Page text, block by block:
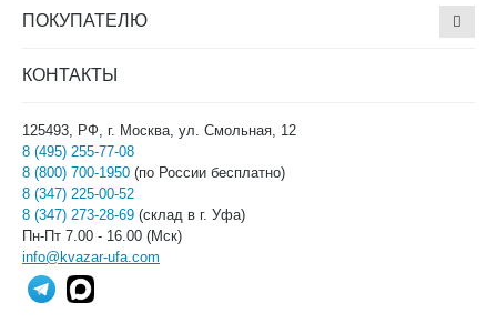
ПОКУПАТЕЛЮ
КОНТАКТЫ
125493, РФ, г. Москва, ул. Смольная, 12
8 (495) 255-77-08
8 (800) 700-1950 (по России бесплатно)
8 (347) 225-00-52
8 (347) 273-28-69 (склад в г. Уфа)
Пн-Пт 7.00 - 16.00 (Мск)
info@kvazar-ufa.com